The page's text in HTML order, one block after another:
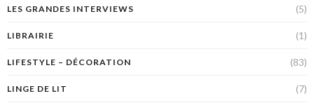
LES GRANDES INTERVIEWS (5)
LIBRAIRIE (1)
LIFESTYLE – DÉCORATION (83)
LINGE DE LIT (7)